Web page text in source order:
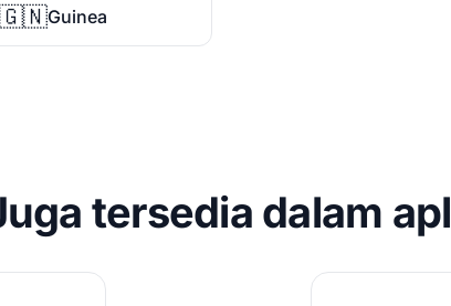
🇬🇳Guinea
tersedia dalam apl